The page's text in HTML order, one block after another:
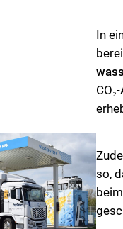
In
so,